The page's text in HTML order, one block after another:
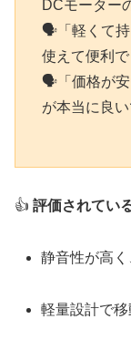
DCモーター
🗣「軽くて持
使えて便利で
🗣「価格が安
が本当に良い
👍 評価されてい
静音性が高
軽量設計で